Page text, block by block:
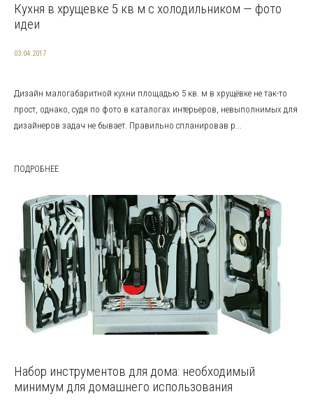
Кухня в хрущевке 5 кв м с холодильником — фото
идеи
03.04.2017
Дизайн малогабаритной кухни площадью 5 кв. м в хрущёвке не так-то
прост, однако, судя по фото в каталогах интерьеров, невыполнимых для
дизайнеров задач не бывает. Правильно спланировав р...
ПОДРОБНЕЕ
Набор инструментов для дома: необходимый
минимум для домашнего использования